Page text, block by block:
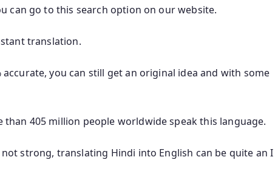
can go to this search option on our website.
translation.
you can still get an original idea and with some
405 million people worldwide speak this language.
strong, translating Hindi into English can be quite an I